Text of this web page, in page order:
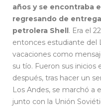
años y se encontraba
regresando de
petrolera Shell. Era el
entonces estudiante del
vacaciones como
su tío. Fueron sus inicios
después, tras hacer un
Los Andes, se marchó a
junto con la Unión